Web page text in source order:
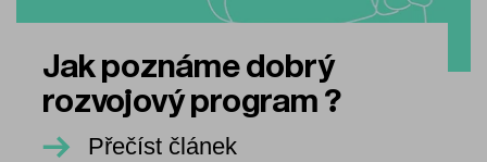
Jak poznáme dobrý
rozvojový program ?
Přečíst článek